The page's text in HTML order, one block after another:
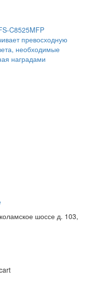
C8525MFP
превосходную
необходимые
наградами
шоссе д. 103,